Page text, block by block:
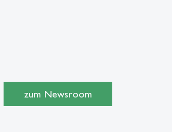
zum Newsroom